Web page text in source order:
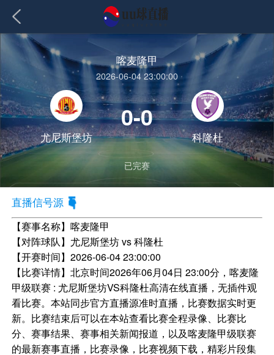
喀麦隆甲
2026-06-04 23:00:00
尤尼斯堡坊
0-0
科隆杜
已完赛
直播信号源
【赛事名称】喀麦隆甲
【对阵球队】 尤尼斯堡坊 vs 科隆杜
【开赛时间】2026-06-04 23:00:00
【比赛详情】北京时间2026年06月04日 23:00分，喀麦隆
甲级联赛 : 尤尼斯堡坊VS科隆杜高清在线直播，无插件观
看比赛。本站同步官方直播源准时直播，比赛数据实时更
新。比赛结束后可以在本站查看比赛全程录像、比赛比
分、赛事结果、赛事相关新闻报道，以及喀麦隆甲级联赛
的最新赛事直播，比赛录像，比赛视频下载，精彩片段集